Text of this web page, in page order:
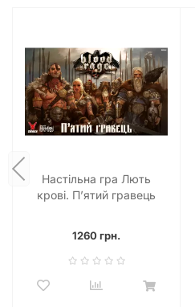
Настільна гра Лють
крові. П’ятий гравець
1260 грн.